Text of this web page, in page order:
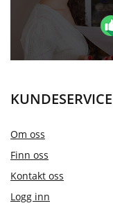
KUNDESERVICE
Om oss
Finn oss
Kontakt oss
Logg inn